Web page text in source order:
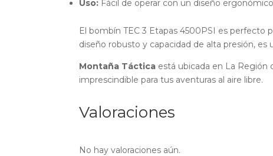
Uso: Fácil de operar con un diseño
El bombín TEC 3 Etapas 4500PSI es perfecto
diseño robusto y capacidad de alta presión,
Montaña Táctica está ubicada en La Región
imprescindible para tus aventuras al aire libre.
Valoraciones
No hay valoraciones aún.